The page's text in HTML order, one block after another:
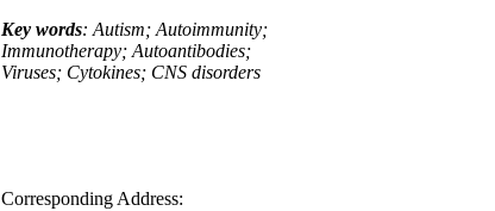
Key words: Autism; Autoimmunity;
Immunotherapy; Autoantibodies;
Viruses; Cytokines; CNS disorders
Corresponding Address: